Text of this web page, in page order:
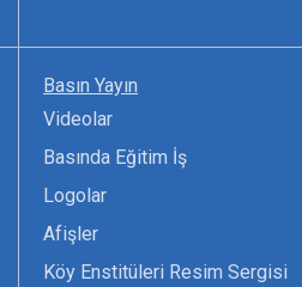
Basın Yayın
Videolar
Basında Eğitim İş
Logolar
Afişler
Köy Enstitüleri Resim Sergisi